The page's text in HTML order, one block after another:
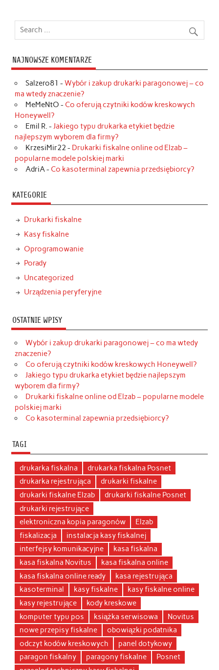
NAJNOWSZE KOMENTARZE
Salzero81 - Wybór i zakup drukarki paragonowej – co
ma wtedy znaczenie?
MeMeNtO - Co oferują czytniki kodów kreskowych
Honeywell?
Emil R. - Jakiego typu drukarka etykiet będzie
najlepszym wyborem dla firmy?
KrzesiMir22 - Drukarki fiskalne online od Elzab –
popularne modele polskiej marki
AdriA- Co kasoterminal zapewnia przedsiębiorcy?
KATEGORIE
Drukarki fiskalne
Kasy fiskalne
Oprogramowanie
Porady
Uncategorized
Urządzenia peryferyjne
OSTATNIE WPISY
Wybór i zakup drukarki paragonowej – co ma wtedy
znaczenie?
Co oferują czytniki kodów kreskowych Honeywell?
Jakiego typu drukarka etykiet będzie najlepszym
wyborem dla firmy?
Drukarki fiskalne online od Elzab – popularne modele
polskiej marki
Co kasoterminal zapewnia przedsiębiorcy?
TAGI
drukarka fiskalna
drukarka fiskalna Posnet
drukarka rejestrująca
drukarki fiskalne
drukarki fiskalne Elzab
drukarki fiskalne Posnet
drukarki rejestrujące
elektroniczna kopia paragonów
Elzab
fiskalizacja
instalacja kasy fiskalnej
interfejsy komunikacyjne
kasa fiskalna
kasa fiskalna Novitus
kasa fiskalna online
kasa fiskalna online ready
kasa rejestrująca
kasoterminal
kasy fiskalne
kasy fiskalne online
kasy rejestrujące
kody kreskowe
komputer typu pos
książka serwisowa
Novitus
nowe przepisy fiskalne
obowiązki podatnika
odczyt kodów kreskowych
panel dotykowy
paragon fiskalny
paragony fiskalne
Posnet